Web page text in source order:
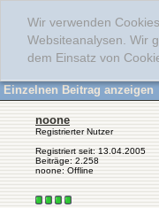
Wir verwenden
Websiteanalysen. Wir
dem Einsatz von
Einzelnen Beitrag anzeigen
noone
Registrierter Nutzer
Registriert seit: 13.04.2005
Beiträge: 2.258
noone: Offline